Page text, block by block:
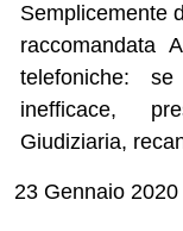
Semplicemente
raccomandata
telefoniche:
inefficace,
Giudiziaria,
23 Gennaio 2020